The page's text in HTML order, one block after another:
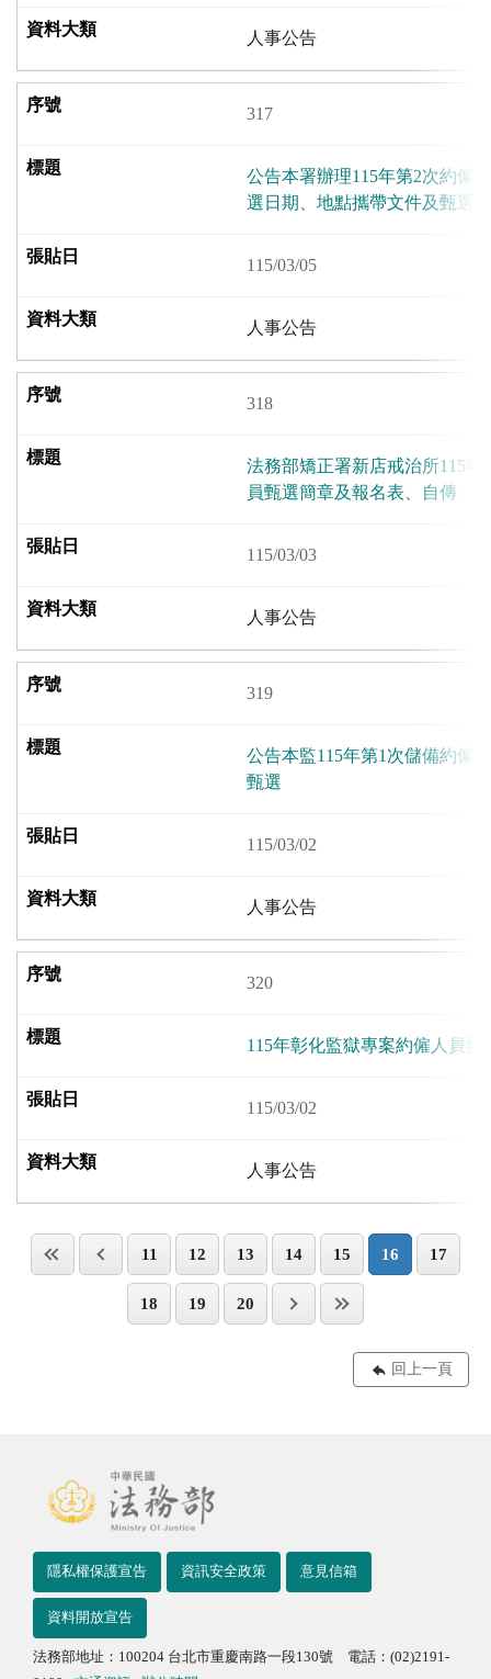
人事公告
317
公告本署辦理115年第2次約僱
選日期、地點攜帶文件及甄選
115/03/05
人事公告
318
法務部矯正署新店戒治所115
員甄選簡章及報名表、自傳
115/03/03
人事公告
319
公告本監115年第1次儲備約僱
甄選
115/03/02
人事公告
320
115年彰化監獄專案約僱人員甄
115/03/02
人事公告
11 12 13 14 15 16 17
18 19 20
回上一頁
隱私權保護宣告 資訊安全政策 意見信箱
資料開放宣告
法務部地址：100204 台北市重慶南路一段130號 電話：(02)2191-